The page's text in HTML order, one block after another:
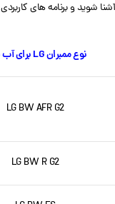
آشنا شوید و برنامه های
نوع ممبران LG برای آب شور
LG BW AFR G2
LG BW R G2